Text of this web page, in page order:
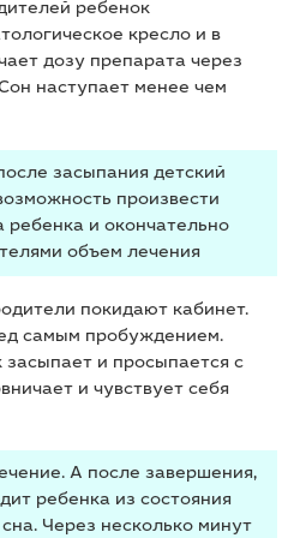
ребенок
кресло и в
дозу препарата через
наступает менее чем
засыпания детский
произвести
ребенка и окончательно
объем лечения
покидают кабинет.
самым пробуждением.
засыпает и просыпается с
и чувствует себя
А после завершения,
ребенка из состояния
Через несколько минут